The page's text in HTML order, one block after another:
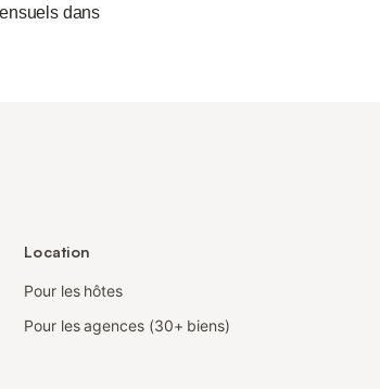
dans
Location
Pour les hôtes
Pour les agences (30+ biens)